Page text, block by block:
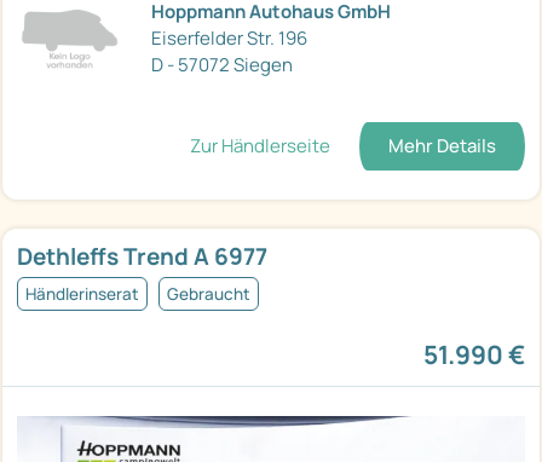
Hoppmann Autohaus GmbH
Eiserfelder Str. 196
D - 57072 Siegen
Zur Händlerseite Mehr Details
Dethleffs Trend A 6977
Händlerinserat Gebraucht
51.990 €